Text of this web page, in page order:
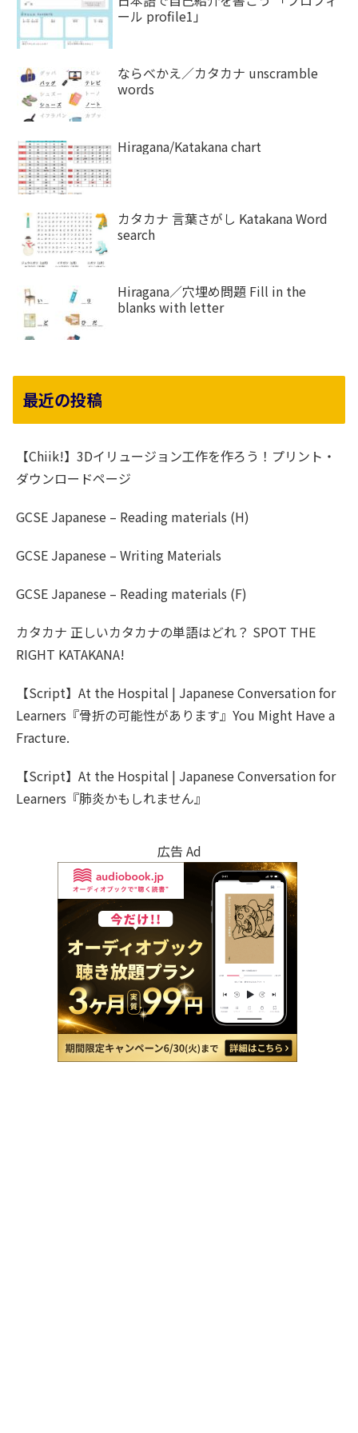
ール profile1」
ならべかえ／カタカナ unscramble
words
Hiragana/Katakana chart
カタカナ 言葉さがし Katakana Word
search
Hiragana／穴埋め問題 Fill in the
blanks with letter
最近の投稿
【Chiik!】3Dイリュージョン工作を作ろう！プリント・
ダウンロードページ
GCSE Japanese – Reading materials (H)
GCSE Japanese – Writing Materials
GCSE Japanese – Reading materials (F)
カタカナ 正しいカタカナの単語はどれ？ SPOT THE
RIGHT KATAKANA!
【Script】At the Hospital | Japanese Conversation for
Learners『骨折の可能性があります』You Might Have a
Fracture.
【Script】At the Hospital | Japanese Conversation for
Learners『肺炎かもしれません』
広告 Ad